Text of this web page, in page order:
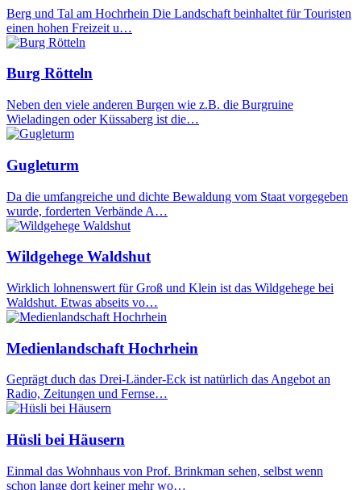
Berg und Tal am Hochrhein Die Landschaft beinhaltet für Touristen
einen hohen Freizeit u…
Burg Rötteln
Neben den viele anderen Burgen wie z.B. die Burgruine
Wieladingen oder Küssaberg ist die…
Gugleturm
Da die umfangreiche und dichte Bewaldung vom Staat vorgegeben
wurde, forderten Verbände A…
Wildgehege Waldshut
Wirklich lohnenswert für Groß und Klein ist das Wildgehege bei
Waldshut. Etwas abseits vo…
Medienlandschaft Hochrhein
Geprägt duch das Drei-Länder-Eck ist natürlich das Angebot an
Radio, Zeitungen und Fernse…
Hüsli bei Häusern
Einmal das Wohnhaus von Prof. Brinkman sehen, selbst wenn
schon lange dort keiner mehr wo…